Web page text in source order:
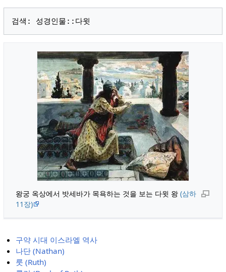
왕궁 옥상에서 밧세바가 목욕하는 것을 보는 다윗 왕 (삼하
11장)
구약 시대 이스라엘 역사
나단 (Nathan)
룻 (Ruth)